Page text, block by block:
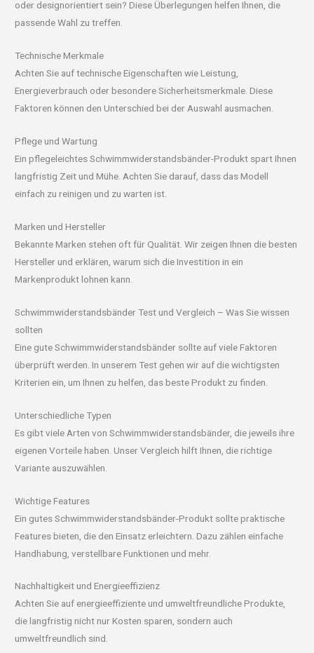
oder designorientiert sein? Diese Überlegungen helfen Ihnen, die
passende Wahl zu treffen.
Technische Merkmale
Achten Sie auf technische Eigenschaften wie Leistung,
Energieverbrauch oder besondere Sicherheitsmerkmale. Diese
Faktoren können den Unterschied bei der Auswahl ausmachen.
Pflege und Wartung
Ein pflegeleichtes Schwimmwiderstandsbänder-Produkt spart Ihnen
langfristig Zeit und Mühe. Achten Sie darauf, dass das Modell
einfach zu reinigen und zu warten ist.
Marken und Hersteller
Bekannte Marken stehen oft für Qualität. Wir zeigen Ihnen die besten
Hersteller und erklären, warum sich die Investition in ein
Markenprodukt lohnen kann.
Schwimmwiderstandsbänder Test und Vergleich – Was Sie wissen
sollten
Eine gute Schwimmwiderstandsbänder sollte auf viele Faktoren
überprüft werden. In unserem Test gehen wir auf die wichtigsten
Kriterien ein, um Ihnen zu helfen, das beste Produkt zu finden.
Unterschiedliche Typen
Es gibt viele Arten von Schwimmwiderstandsbänder, die jeweils ihre
eigenen Vorteile haben. Unser Vergleich hilft Ihnen, die richtige
Variante auszuwählen.
Wichtige Features
Ein gutes Schwimmwiderstandsbänder-Produkt sollte praktische
Features bieten, die den Einsatz erleichtern. Dazu zählen einfache
Handhabung, verstellbare Funktionen und mehr.
Nachhaltigkeit und Energieeffizienz
Achten Sie auf energieeffiziente und umweltfreundliche Produkte,
die langfristig nicht nur Kosten sparen, sondern auch
umweltfreundlich sind.